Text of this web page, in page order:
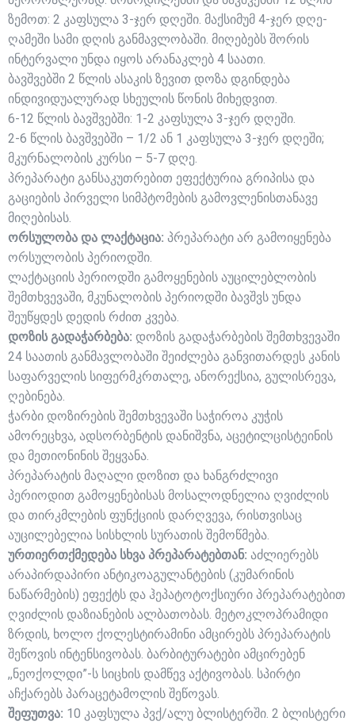
ზემოთ: 2 კაფსულა 3-ჯერ დღეში. მაქსიმუმ 4-ჯერ დღე-
ღამეში სამი დღის განმავლობაში. მიღებებს შორის
ინტერვალი უნდა იყოს არანაკლებ 4 საათი.
ბავშვებში 2 წლის ასაკის ზევით დოზა დგინდება
ინდივიდუალურად სხეულის წონის მიხედვით.
6-12 წლის ბავშვებში: 1-2 კაფსულა 3-ჯერ დღეში.
2-6 წლის ბავშვებში – 1/2 ან 1 კაფსულა 3-ჯერ დღეში;
მკურნალობის კურსი – 5-7 დღე.
პრეპარატი განსაკუთრებით ეფექტურია გრიპისა და
გაციების პირველი სიმპტომების გამოვლენისთანავე
მიღებისას.
ორსულობა და ლაქტაცია: პრეპარატი არ გამოიყენება
ორსულობის პერიოდში.
ლაქტაციის პერიოდში გამოყენების აუცილებლობის
შემთხვევაში, მკუნალობის პერიოდში ბავშვს უნდა
შეუწყდეს დედის რძით კვება.
დოზის გადაჭარბება: დოზის გადაჭარბების შემთხვევაში
24 საათის განმავლობაში შეიძლება განვითარდეს კანის
საფარველის სიფერმკრთალე, ანორექსია, გულისრევა,
ღებინება.
ჭარბი დოზირების შემთხვევაში საჭიროა კუჭის
ამორეცხვა, ადსორბენტის დანიშვნა, აცეტილცისტეინის
და მეთიონინის შეყვანა.
პრეპარატის მაღალი დოზით და ხანგრძლივი
პერიოდით გამოყენებისას მოსალოდნელია ღვიძლის
და თირკმლების ფუნქციის დარღვევა, რისთვისაც
აუცილებელია სისხლის სურათის შემოწმება.
ურთიერთქმედება სხვა პრეპარატებთან: აძლიერებს
არაპირდაპირი ანტიკოაგულანტების (კუმარინის
ნაწარმების) ეფექტს და ჰეპატოტოქსიური პრეპარატებით
ღვიძლის დაზიანების ალბათობას. მეტოკლოპრამიდი
ზრდის, ხოლო ქოლესტირამინი ამცირებს პრეპარატის
შეწოვის ინტენსივობას. ბარბიტურატები ამცირებენ
,,ნეოქოლდი”-ს სიცხის დამწევ აქტივობას. სპირტი
აჩქარებს პარაცეტამოლის შეწოვას.
შეფუთვა: 10 კაფსულა პვქ/ალუ ბლისტერში. 2 ბლისტერი